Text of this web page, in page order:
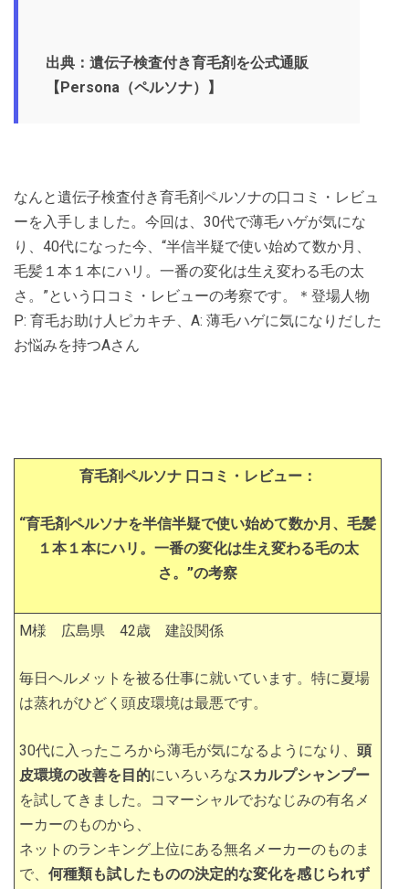
出典：遺伝子検査付き育毛剤を公式通販
【Persona（ペルソナ）】
なんと遺伝子検査付き育毛剤ペルソナの口コミ・レビュ
ーを入手しました。今回は、30代で薄毛ハゲが気にな
り、40代になった今、“半信半疑で使い始めて数か月、
毛髪１本１本にハリ。一番の変化は生え変わる毛の太
さ。”という口コミ・レビューの考察です。＊登場人物
P: 育毛お助け人ピカキチ、A: 薄毛ハゲに気になりだした
お悩みを持つAさん
育毛剤ペルソナ 口コミ・レビュー：
“育毛剤ペルソナを半信半疑で使い始めて数か月、毛髪
１本１本にハリ。一番の変化は生え変わる毛の太
さ。”の考察
M様 広島県 42歳 建設関係
毎日ヘルメットを被る仕事に就いています。特に夏場
は蒸れがひどく頭皮環境は最悪です。
30代に入ったころから薄毛が気になるようになり、 頭
皮環境の改善を目的にいろいろなスカルプシャンプー
を試してきました。コマーシャルでおなじみの有名メ
ーカーのものから、
ネットのランキング上位にある無名メーカーのものま
で、 何種類も試したものの決定的な変化を感じられず